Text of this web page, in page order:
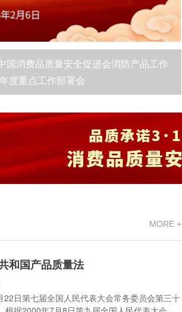
委员会在京召开第二批全氟己酮系洁净
及灭火剂充装能力评价工作部署会
MORE +
和国产品质量法
22日第七届全国人民代表大会常务委员会第三十